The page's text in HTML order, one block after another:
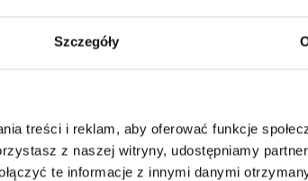
Szczegóły
treści i reklam, aby oferować funkcje
z naszej witryny, udostępniamy
te informacje z innymi danymi